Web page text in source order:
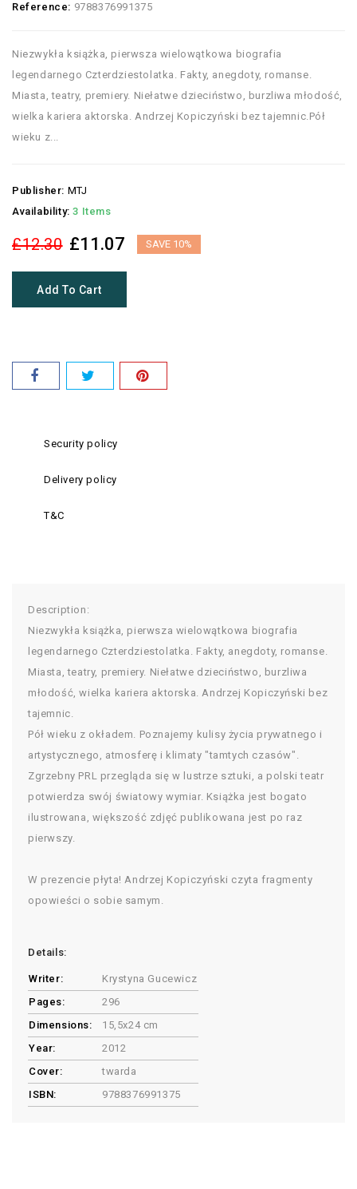
Reference: 9788376991375
Niezwykła książka, pierwsza wielowątkowa biografia
legendarnego Czterdziestolatka. Fakty, anegdoty, romanse.
Miasta, teatry, premiery. Niełatwe dzieciństwo, burzliwa młodość,
wielka kariera aktorska. Andrzej Kopiczyński bez tajemnic.Pół
wieku z...
Publisher: MTJ
Availability: 3 Items
£12.30 £11.07 SAVE 10%
Add To Cart
Security policy
Delivery policy
T&C
Description:
Niezwykła książka, pierwsza wielowątkowa biografia
legendarnego Czterdziestolatka. Fakty, anegdoty, romanse.
Miasta, teatry, premiery. Niełatwe dzieciństwo, burzliwa
młodość, wielka kariera aktorska. Andrzej Kopiczyński bez
tajemnic.
Pół wieku z okładem. Poznajemy kulisy życia prywatnego i
artystycznego, atmosferę i klimaty "tamtych czasów".
Zgrzebny PRL przegląda się w lustrze sztuki, a polski teatr
potwierdza swój światowy wymiar. Książka jest bogato
ilustrowana, większość zdjęć publikowana jest po raz
pierwszy.
W prezencie płyta! Andrzej Kopiczyński czyta fragmenty
opowieści o sobie samym.
Details:
Writer:
Krystyna Gucewicz
Pages:
296
Dimensions:
15,5x24 cm
Year:
2012
Cover:
twarda
ISBN:
9788376991375